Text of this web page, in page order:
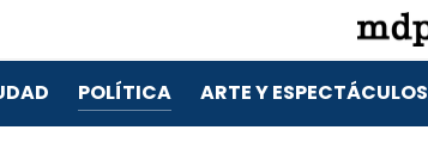
POLÍTICA ARTE Y ESPECTÁCULOS